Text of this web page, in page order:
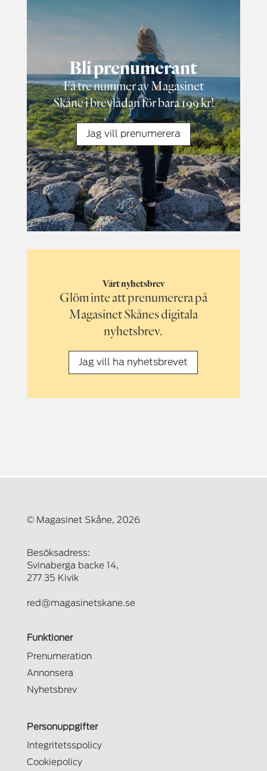
Bli prenumerant
Få tre nummer av Magasinet
Skåne i brevlådan för bara 199 kr!
Jag vill prenumerera
Vårt nyhetsbrev
Glöm inte att prenumerera på
Magasinet Skånes digitala
nyhetsbrev.
Jag vill ha nyhetsbrevet
© Magasinet Skåne, 2026
Besöksadress:
Svinaberga backe 14,
277 35 Kivik
red@magasinetskane.se
Funktioner
Prenumeration
Annonsera
Nyhetsbrev
Personuppgifter
Integritetsspolicy
Cookiepolicy